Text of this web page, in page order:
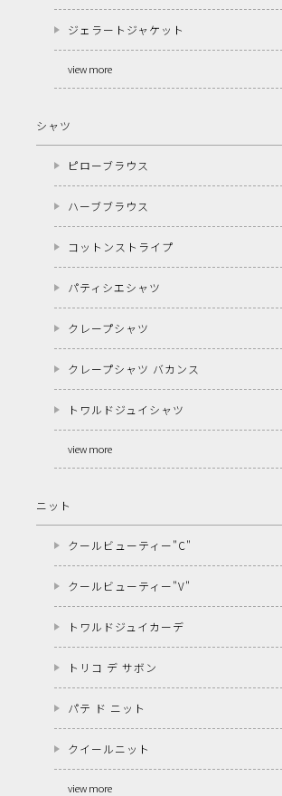
ジェラートジャケット
view more
シャツ
ピローブラウス
ハーブブラウス
コットンストライプ
パティシエシャツ
クレープシャツ
クレープシャツ バカンス
トワルドジュイシャツ
view more
ニット
クールビューティー"C"
クールビューティー"V"
トワルドジュイカーデ
トリコ デ サボン
パテ ド ニット
クイールニット
view more